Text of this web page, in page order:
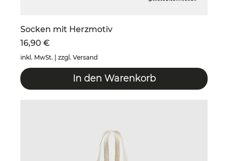
Socken mit Herzmotiv
Preis
16,90 €
inkl. MwSt. zzgl. Versand
In den Warenkorb